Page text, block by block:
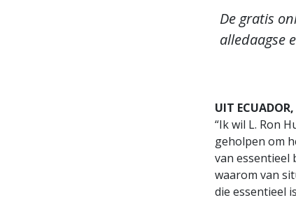
De gratis
alledaagse
UIT
“Ik wil L. Ron
geholpen om
van essentieel
waarom van
die essentieel